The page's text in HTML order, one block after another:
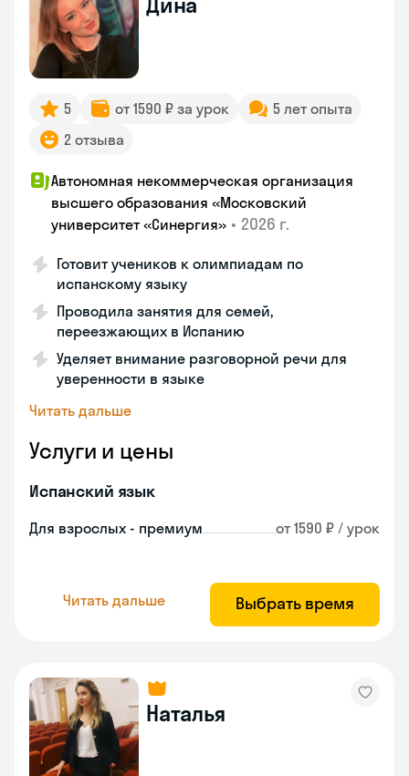
5 от 1590 ₽ за урок
5 лет опыта
2 отзыва
Автономная некоммерческая организация
высшего образования «Московский
университет «Синергия» • 2026 г.
Готовит учеников к олимпиадам по
испанскому языку
Проводила занятия для семей,
переезжающих в Испанию
Уделяет внимание разговорной речи для
уверенности в языке
Читать дальше
Услуги и цены
Испанский язык
Для взрослых - премиум от 1590 ₽ / урок
Читать дальше Выбрать время
Наталья